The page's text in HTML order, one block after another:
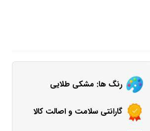
رنگ ها: مشکی طلایی
گارانتی سلامت و اصالت کالا